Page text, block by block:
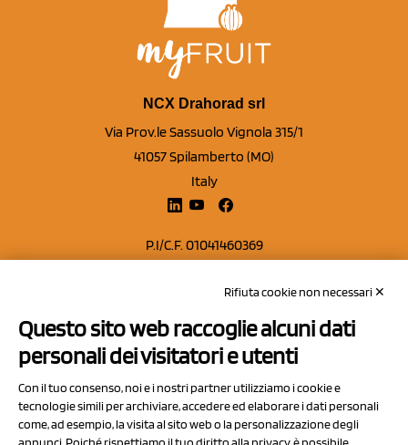
NCX Drahorad srl
Via Prov.le Sassuolo Vignola 315/1
41057 Spilamberto (MO)
Italy
P.I/C.F. 01041460369
Capitale sociale Euro 50.000,00 i.v.
Contatti
Privacy Policy
Cookie Policy
Rifiuta cookie non necessari ✕
Questo sito web raccoglie alcuni dati
personali dei visitatori e utenti
Con il tuo consenso, noi e i nostri partner utilizziamo i cookie e
tecnologie simili per archiviare, accedere ed elaborare i dati personali
come, ad esempio, la visita al sito web o la personalizzazione degli